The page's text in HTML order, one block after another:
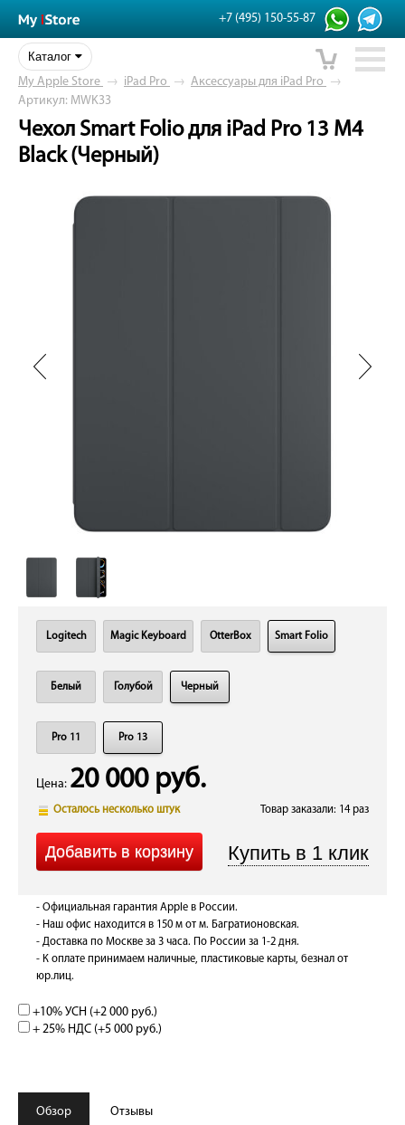
+7 (495) 150-55-87
Каталог
My Apple Store → iPad Pro → Аксессуары для iPad Pro →
Артикул: MWK33
Чехол Smart Folio для iPad Pro 13 M4
Black (Черный)
Logitech Magic Keyboard OtterBox Smart Folio
Белый Голубой Черный
Pro 11 Pro 13
Цена: 20 000 руб.
Осталось несколько штук Товар заказали: 14 раз
- Официальная гарантия Apple в России.
- Наш офис находится в 150 м от м. Багратионовская.
- Доставка по Москве за 3 часа. По России за 1-2 дня.
- К оплате принимаем наличные, пластиковые карты, безнал от
юр.лиц.
+10% УСН (+2 000 руб.)
+ 25% НДС (+5 000 руб.)
Обзор Отзывы